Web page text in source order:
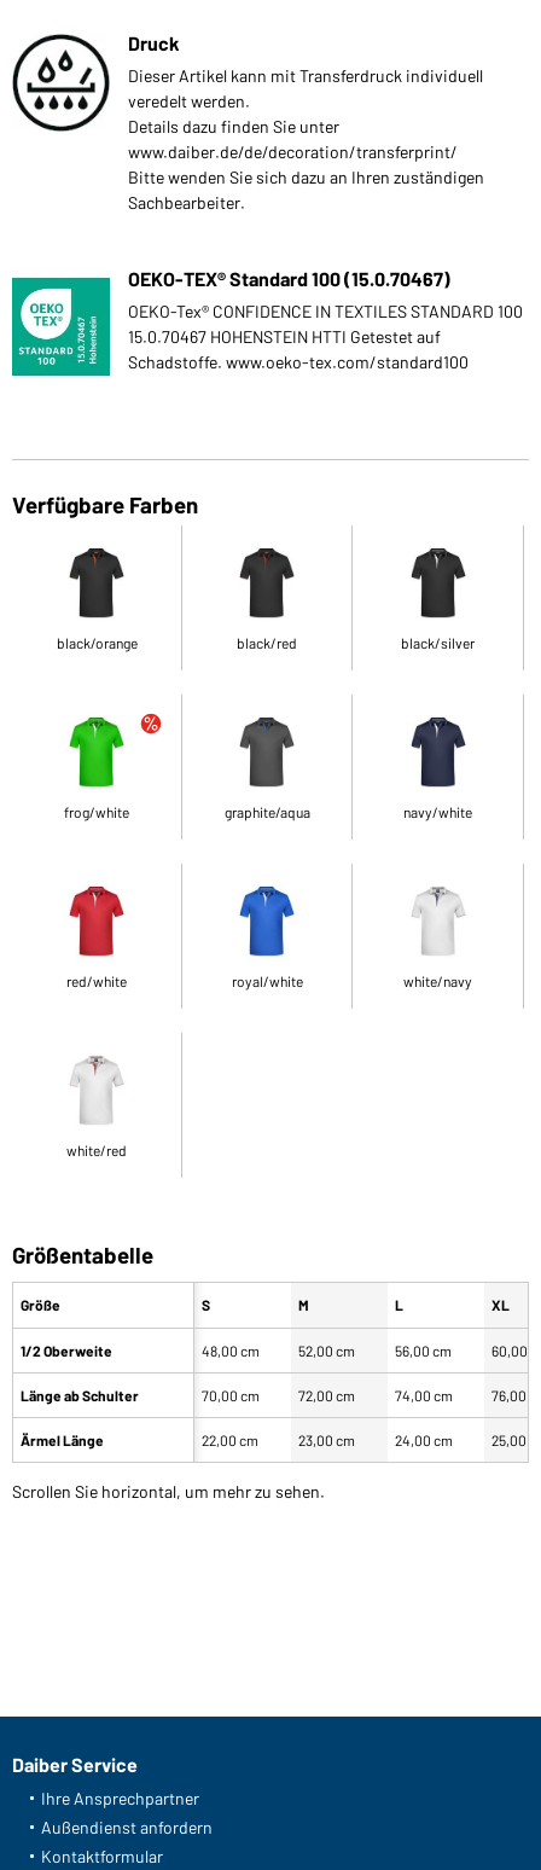
Druck
Dieser Artikel kann mit Transferdruck individuell
veredelt werden.
Details dazu finden Sie unter
www.daiber.de/de/decoration/transferprint/
Bitte wenden Sie sich dazu an Ihren zuständigen
Sachbearbeiter.
OEKO-TEX® Standard 100 (15.0.70467)
OEKO-Tex® CONFIDENCE IN TEXTILES STANDARD 100
15.0.70467 HOHENSTEIN HTTI Getestet auf
Schadstoffe. www.oeko-tex.com/standard100
Verfügbare Farben
black/orange black/red black/silver
frog/white graphite/aqua navy/white
red/white royal/white white/navy
white/red
Größentabelle
Größe
1/2 Oberweite
Länge ab Schulter
Ärmel Länge
S M L XL
48,00 cm 52,00 cm 56,00 cm 60,00
70,00 cm 72,00 cm 74,00 cm 76,00
22,00 cm 23,00 cm 24,00 cm 25,00
Scrollen Sie horizontal, um mehr zu sehen.
Daiber Service
Ihre Ansprechpartner
Außendienst anfordern
Kontaktformular